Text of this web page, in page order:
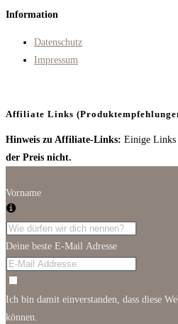
Information
Datenschutz
Impressum
Affiliate Links
Hinweis zu Affiliate-Links: Einige Links
der Preis nicht.
Vorname
Deine beste E-Mail Adresse
Ich bin damit einverstanden, dass diese
können.